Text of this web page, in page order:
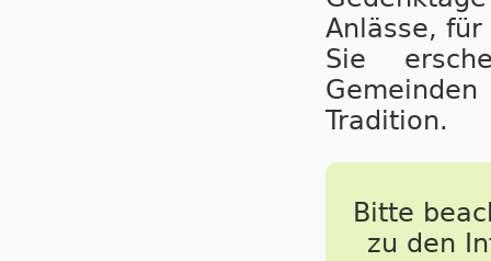
Anlässe,
Sie
Tradition.
Bitte
zu den